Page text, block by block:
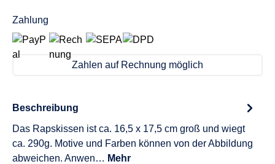
Zahlung
Zahlen auf Rechnung möglich
Beschreibung
Das Rapskissen ist ca. 16,5 x 17,5 cm groß und wiegt
ca. 290g. Motive und Farben können von der Abbildung
abweichen. Anwen… Mehr